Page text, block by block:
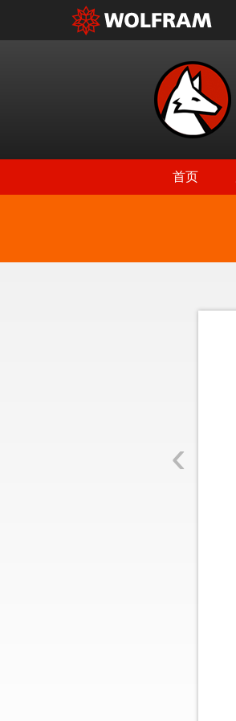
首页
‹